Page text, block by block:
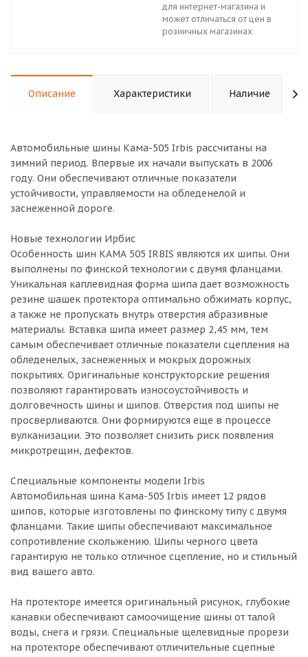
для интернет-магазина и
может отличаться от цен в
розничных магазинах
Описание Характеристики Наличие
Автомобильные шины Кама-505 Irbis рассчитаны на
зимний период. Впервые их начали выпускать в 2006
году. Они обеспечивают отличные показатели
устойчивости, управляемости на обледенелой и
заснеженной дороге.
Новые технологии Ирбис
Особенность шин КАМА 505 IRBIS являются их шипы. Они
выполнены по финской технологии с двумя фланцами.
Уникальная каплевидная форма шипа дает возможность
резине шашек протектора оптимально обжимать корпус,
а также не пропускать внутрь отверстия абразивные
материалы. Вставка шипа имеет размер 2,45 мм, тем
самым обеспечивает отличные показатели сцепления на
обледенелых, заснеженных и мокрых дорожных
покрытиях. Оригинальные конструкторские решения
позволяют гарантировать износоустойчивость и
долговечность шины и шипов. Отверстия под шипы не
просверливаются. Они формируются еще в процессе
вулканизации. Это позволяет снизить риск появления
микротрещин, дефектов.
Специальные компоненты модели Irbis
Автомобильная шина Кама-505 Irbis имеет 12 рядов
шипов, которые изготовлены по финскому типу с двумя
фланцами. Такие шипы обеспечивают максимальное
сопротивление скольжению. Шипы черного цвета
гарантирую не только отличное сцепление, но и стильный
вид вашего авто.
На протекторе имеется оригинальный рисунок, глубокие
канавки обеспечивают самоочищение шины от талой
воды, снега и грязи. Специальные щелевидные прорези
на протекторе обеспечивают отличительные сцепные